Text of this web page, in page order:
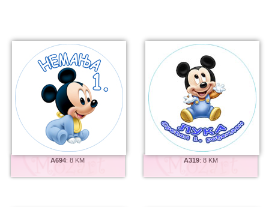
A694:8 KM A319: 8 KM